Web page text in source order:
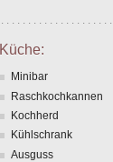
Küche:
Minibar
Raschkochkannen
Kochherd
Kühlschrank
Ausguss